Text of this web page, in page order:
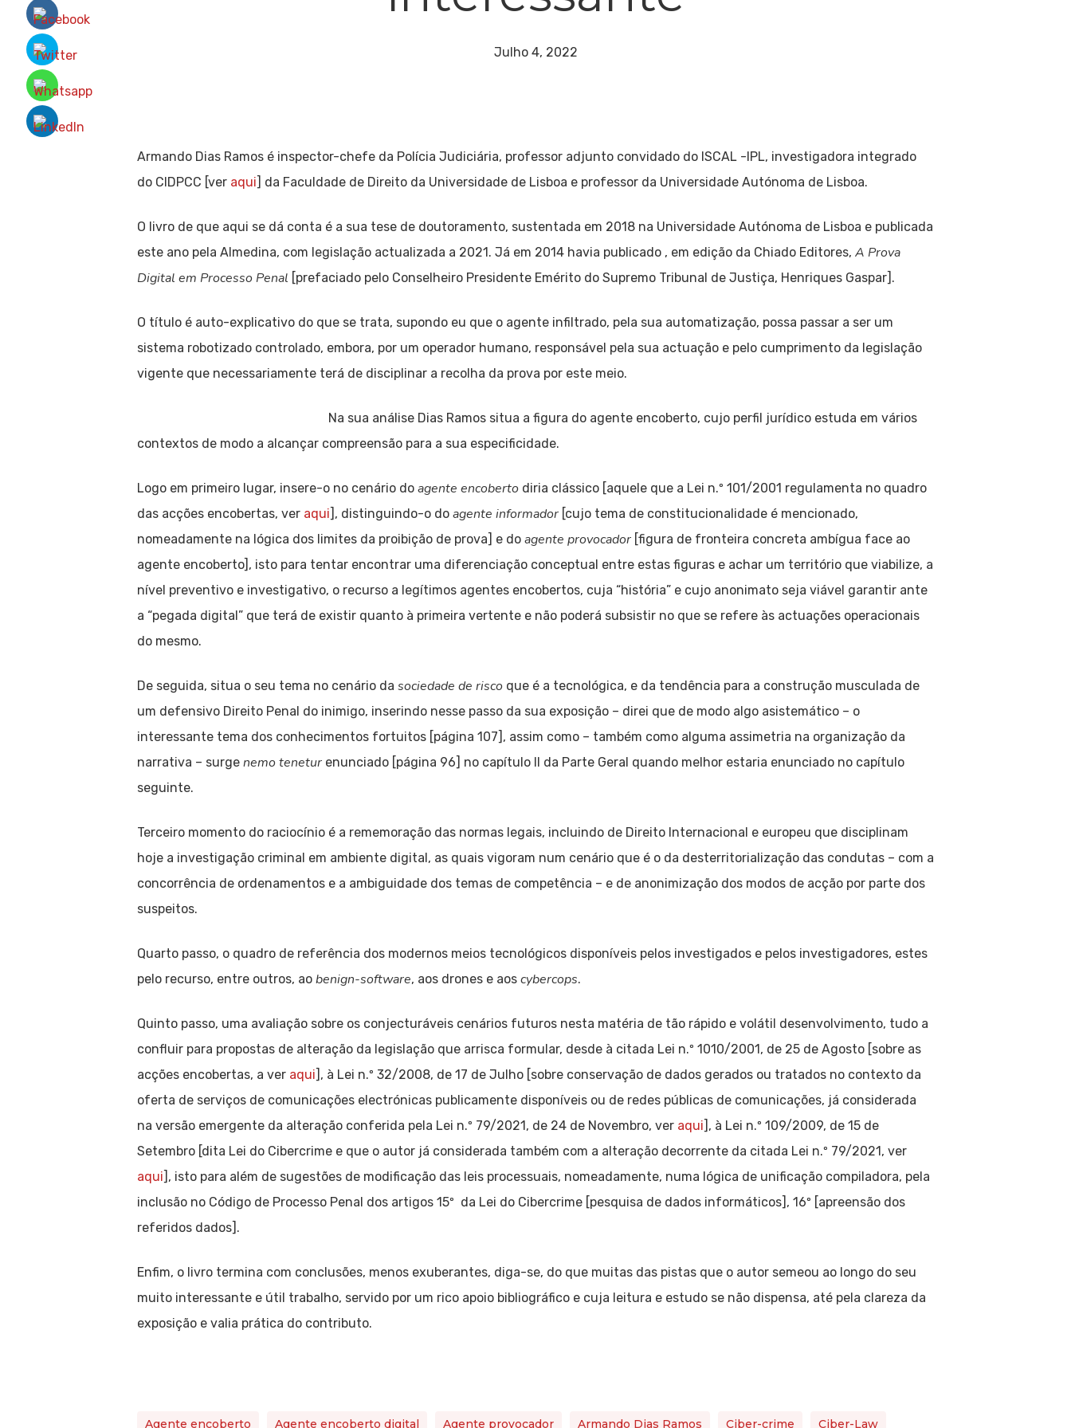
Julho 4, 2022
Armando Dias Ramos é inspector-chefe da Polícia Judiciária, professor adjunto convidado do ISCAL -IPL, investigadora integrado
do CIDPCC [ver aqui] da Faculdade de Direito da Universidade de Lisboa e professor da Universidade Autónoma de Lisboa.
O livro de que aqui se dá conta é a sua tese de doutoramento, sustentada em 2018 na Universidade Autónoma de Lisboa e publicada
este ano pela Almedina, com legislação actualizada a 2021. Já em 2014 havia publicado , em edição da Chiado Editores, A Prova
Digital em Processo Penal [prefaciado pelo Conselheiro Presidente Emérito do Supremo Tribunal de Justiça, Henriques Gaspar].
O título é auto-explicativo do que se trata, supondo eu que o agente infiltrado, pela sua automatização, possa passar a ser um
sistema robotizado controlado, embora, por um operador humano, responsável pela sua actuação e pelo cumprimento da legislação
vigente que necessariamente terá de disciplinar a recolha da prova por este meio.
Na sua análise Dias Ramos situa a figura do agente encoberto, cujo perfil jurídico estuda em vários
contextos de modo a alcançar compreensão para a sua especificidade.
Logo em primeiro lugar, insere-o no cenário do agente encoberto diria clássico [aquele que a Lei n.º 101/2001 regulamenta no quadro
das acções encobertas, ver aqui], distinguindo-o do agente informador [cujo tema de constitucionalidade é mencionado,
nomeadamente na lógica dos limites da proibição de prova] e do agente provocador [figura de fronteira concreta ambígua face ao
agente encoberto], isto para tentar encontrar uma diferenciação conceptual entre estas figuras e achar um território que viabilize, a
nível preventivo e investigativo, o recurso a legítimos agentes encobertos, cuja “história” e cujo anonimato seja viável garantir ante
a “pegada digital” que terá de existir quanto à primeira vertente e não poderá subsistir no que se refere às actuações operacionais
do mesmo.
De seguida, situa o seu tema no cenário da sociedade de risco que é a tecnológica, e da tendência para a construção musculada de
um defensivo Direito Penal do inimigo, inserindo nesse passo da sua exposição – direi que de modo algo asistemático – o
interessante tema dos conhecimentos fortuitos [página 107], assim como – também como alguma assimetria na organização da
narrativa – surge nemo tenetur enunciado [página 96] no capítulo II da Parte Geral quando melhor estaria enunciado no capítulo
seguinte.
Terceiro momento do raciocínio é a rememoração das normas legais, incluindo de Direito Internacional e europeu que disciplinam
hoje a investigação criminal em ambiente digital, as quais vigoram num cenário que é o da desterritorialização das condutas – com a
concorrência de ordenamentos e a ambiguidade dos temas de competência – e de anonimização dos modos de acção por parte dos
suspeitos.
Quarto passo, o quadro de referência dos modernos meios tecnológicos disponíveis pelos investigados e pelos investigadores, estes
pelo recurso, entre outros, ao benign-software, aos drones e aos cybercops.
Quinto passo, uma avaliação sobre os conjecturáveis cenários futuros nesta matéria de tão rápido e volátil desenvolvimento, tudo a
confluir para propostas de alteração da legislação que arrisca formular, desde à citada Lei n.º 1010/2001, de 25 de Agosto [sobre as
acções encobertas, a ver aqui], à Lei n.º 32/2008, de 17 de Julho [sobre conservação de dados gerados ou tratados no contexto da
oferta de serviços de comunicações electrónicas publicamente disponíveis ou de redes públicas de comunicações, já considerada
na versão emergente da alteração conferida pela Lei n.º 79/2021, de 24 de Novembro, ver aqui], à Lei n.º 109/2009, de 15 de
Setembro [dita Lei do Cibercrime e que o autor já considerada também com a alteração decorrente da citada Lei n.º 79/2021, ver
aqui], isto para além de sugestões de modificação das leis processuais, nomeadamente, numa lógica de unificação compiladora, pela
inclusão no Código de Processo Penal dos artigos 15º da Lei do Cibercrime [pesquisa de dados informáticos], 16º [apreensão dos
referidos dados].
Enfim, o livro termina com conclusões, menos exuberantes, diga-se, do que muitas das pistas que o autor semeou ao longo do seu
muito interessante e útil trabalho, servido por um rico apoio bibliográfico e cuja leitura e estudo se não dispensa, até pela clareza da
exposição e valia prática do contributo.
Agente encoberto Agente encoberto digital Agente provocador Armando Dias Ramos Ciber-crime Ciber-Law